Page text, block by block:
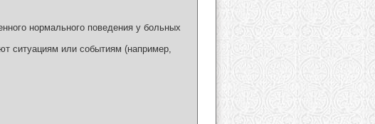
нормального поведения у больных
ситуациям или событиям (например,